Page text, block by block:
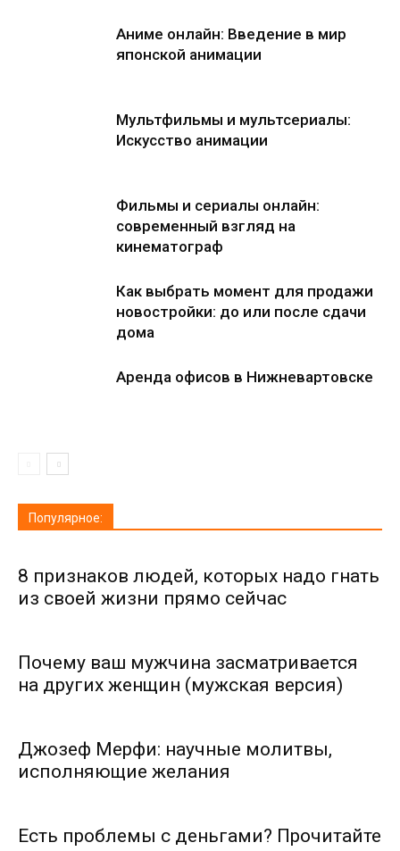
Аниме онлайн: Введение в мир
японской анимации
Мультфильмы и мультсериалы:
Искусство анимации
Фильмы и сериалы онлайн:
современный взгляд на
кинематограф
Как выбрать момент для продажи
новостройки: до или после сдачи
дома
Аренда офисов в Нижневартовске
Популярное:
8 признаков людей, которых надо гнать
из своей жизни прямо сейчас
Почему ваш мужчина засматривается
на других женщин (мужская версия)
Джозеф Мерфи: научные молитвы,
исполняющие желания
Есть проблемы с деньгами? Прочитайте